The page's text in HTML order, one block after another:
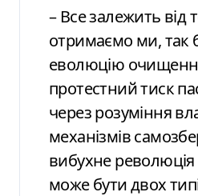
– Все залежить від
отримаємо ми, так
еволюцію
протестний тиск
через розуміння
механізмів
вибухне
може бути двох